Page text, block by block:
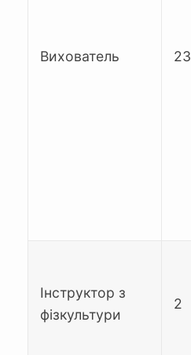
Вихователь 23
Інструктор з
фізкультури
2